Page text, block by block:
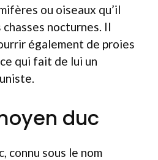
ou oiseaux qu’il
nocturnes. Il
également de proies
qui fait de lui un
duc
connu sous le nom